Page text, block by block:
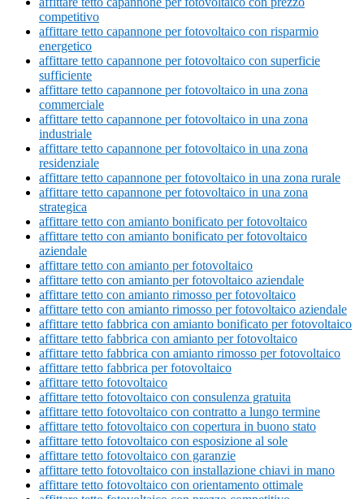
competitivo
affittare tetto capannone per fotovoltaico con risparmio
energetico
affittare tetto capannone per fotovoltaico con superficie
sufficiente
affittare tetto capannone per fotovoltaico in una zona
commerciale
affittare tetto capannone per fotovoltaico in una zona
industriale
affittare tetto capannone per fotovoltaico in una zona
residenziale
affittare tetto capannone per fotovoltaico in una zona rurale
affittare tetto capannone per fotovoltaico in una zona
strategica
affittare tetto con amianto bonificato per fotovoltaico
affittare tetto con amianto bonificato per fotovoltaico
aziendale
affittare tetto con amianto per fotovoltaico
affittare tetto con amianto per fotovoltaico aziendale
affittare tetto con amianto rimosso per fotovoltaico
affittare tetto con amianto rimosso per fotovoltaico aziendale
affittare tetto fabbrica con amianto bonificato per fotovoltaico
affittare tetto fabbrica con amianto per fotovoltaico
affittare tetto fabbrica con amianto rimosso per fotovoltaico
affittare tetto fabbrica per fotovoltaico
affittare tetto fotovoltaico
affittare tetto fotovoltaico con consulenza gratuita
affittare tetto fotovoltaico con contratto a lungo termine
affittare tetto fotovoltaico con copertura in buono stato
affittare tetto fotovoltaico con esposizione al sole
affittare tetto fotovoltaico con garanzie
affittare tetto fotovoltaico con installazione chiavi in mano
affittare tetto fotovoltaico con orientamento ottimale